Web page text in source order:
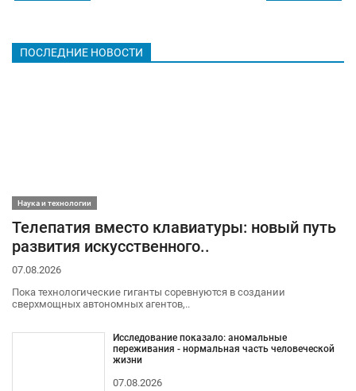
ПОСЛЕДНИЕ НОВОСТИ
Наука и технологии
Телепатия вместо клавиатуры: новый путь
развития искусственного..
07.08.2026
Пока технологические гиганты соревнуются в создании
сверхмощных автономных агентов,..
Исследование показало: аномальные
переживания - нормальная часть человеческой
жизни
07.08.2026